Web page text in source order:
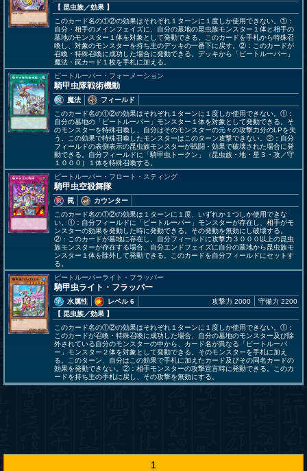
【 昆虫族／効果 】
このカード名の①②の効果はそれぞれ１ターンに１度しか使用できない。①：
自分・相手のメインフェイズに、自分の墓地の昆虫族モンスター１体と相手の
墓地のモンスター１体を対象として発動できる。このカードを手札から特殊召
喚し、対象のモンスターを持ち主のデッキの一番下に戻す。②：このカードが
召喚・特殊召喚に成功した場合に発動できる。デッキから「ビートルーパー」
魔法・罠カード１枚を手札に加える。
ビートルーパー・フォーメーション
騎甲虫隊戦術機動
魔法
フィールド
このカード名の①②の効果はそれぞれ１ターンに１度しか使用できない。①：
自分の墓地の「ビートルーパー」モンスター１体を対象として発動できる。そ
のモンスターを特殊召喚し、自分はそのモンスターの元々の攻撃力分のLPを失
う。この効果で特殊召喚したモンスターはこのターン攻撃できない。②：自分
フィールドの表側表示の昆虫族モンスターが戦闘・効果で破壊された場合に発
動できる。自分フィールドに「騎甲虫トークン」（昆虫族・地・星３・攻／守
１０００）１体を特殊召喚する。
ビートルーパー・フロート・スティング
騎甲虫空殺舞隊
罠
カウンター
このカード名の①②の効果は１ターンに１度、いずれか１つしか使用できな
い。①：自分フィールドに「ビートルーパー」モンスターが存在し、相手がモ
ンスターの効果を発動した時に発動できる。その発動を無効にし破壊する。
②：このカードが墓地に存在し、自分フィールドに攻撃力３０００以上の昆虫
族モンスターが存在する場合、自分エンドフェイズに自分の墓地から昆虫族モ
ンスター１体を除外して発動できる。このカードを自分フィールドにセットす
る。
ビートルーパーライト・フラッパー
騎甲虫ライト・フラッパー
水属性
レベル 6
【 昆虫族／効果 】
攻撃力 2000 守備力 2200
このカード名の①②の効果はそれぞれ１ターンに１度しか使用できない。①：
このカードが召喚・特殊召喚に成功した場合、自分の墓地のモンスター及び除
外されている自分のモンスターの中から、カード名が異なる「ビートルーパ
ー」モンスター２体を対象として発動できる。そのモンスターを手札に加え
る。このターン、自分はこの効果で手札に加えたカード及びその同名カードの
効果を発動できない。②：相手モンスターの攻撃宣言時に発動できる。このカ
ードを持ち主の手札に戻し、その攻撃を無効にする。
1